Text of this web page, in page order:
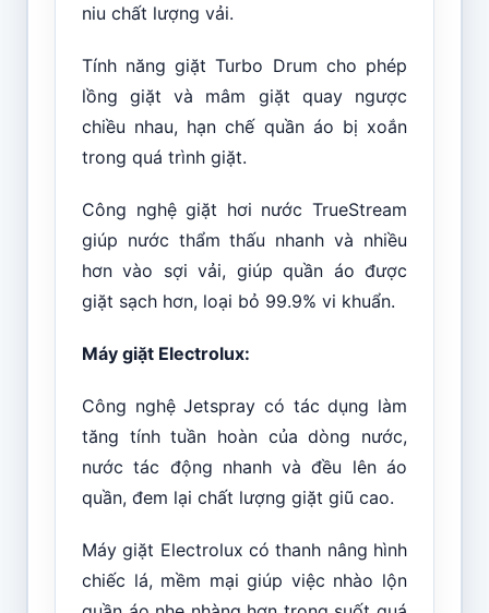
niu chất lượng vải.
Tính năng giặt Turbo Drum cho phép
lồng giặt và mâm giặt quay ngược
chiều nhau, hạn chế quần áo bị xoắn
trong quá trình giặt.
Công nghệ giặt hơi nước TrueStream
giúp nước thẩm thấu nhanh và nhiều
hơn vào sợi vải, giúp quần áo được
giặt sạch hơn, loại bỏ 99.9% vi khuẩn.
Máy giặt Electrolux:
Công nghệ Jetspray có tác dụng làm
tăng tính tuần hoàn của dòng nước,
nước tác động nhanh và đều lên áo
quần, đem lại chất lượng giặt giũ cao.
Máy giặt Electrolux có thanh nâng hình
chiếc lá, mềm mại giúp việc nhào lộn